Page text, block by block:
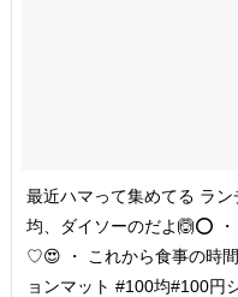
最近ハマって集めてる ラ
均、ダイソーのだよ🙆⭕️
♡😍 ・ これから食事の時
ョンマット #100均#100円